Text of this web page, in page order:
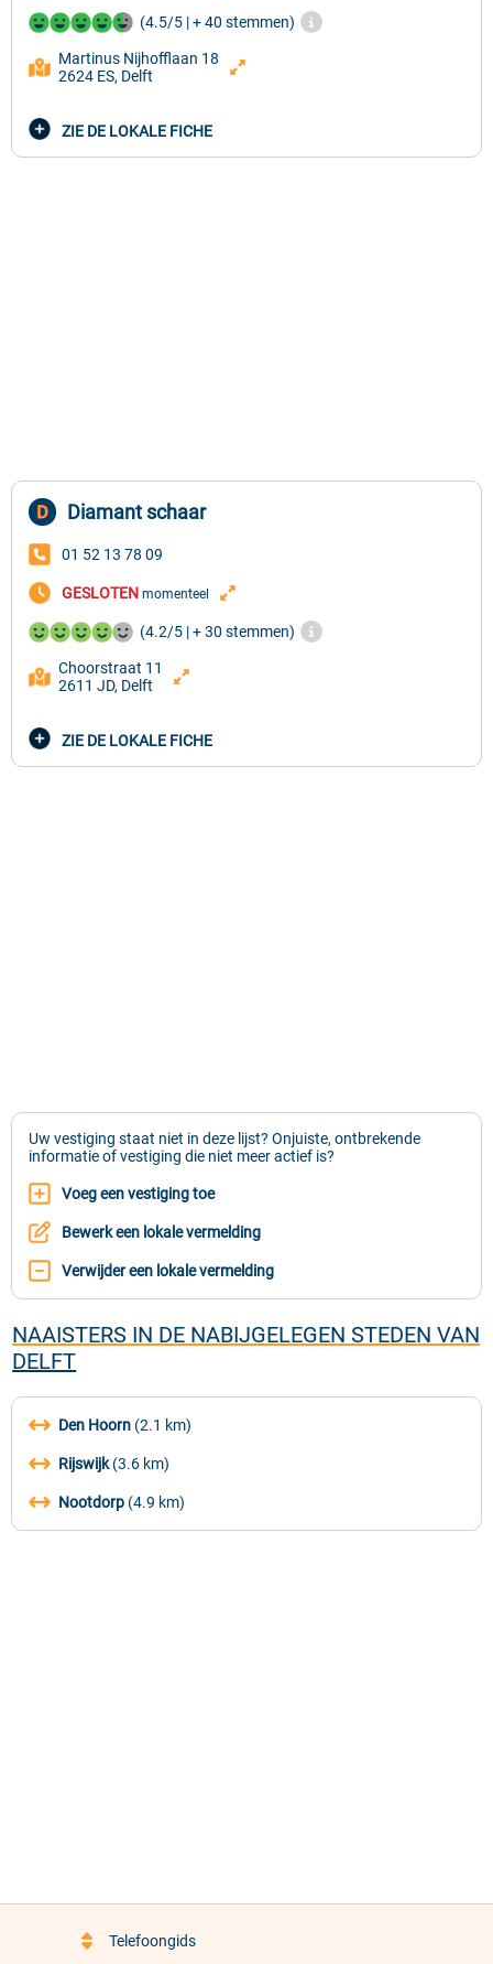
(4.5/5 | + 40 stemmen)
Martinus Nijhofflaan 18
2624 ES, Delft
ZIE DE LOKALE FICHE
Diamant schaar
01 52 13 78 09
GESLOTEN momenteel
(4.2/5 | + 30 stemmen)
Choorstraat 11
2611 JD, Delft
ZIE DE LOKALE FICHE
Uw vestiging staat niet in deze lijst? Onjuiste, ontbrekende
informatie of vestiging die niet meer actief is?
Voeg een vestiging toe
Bewerk een lokale vermelding
Verwijder een lokale vermelding
NAAISTERS IN DE NABIJGELEGEN STEDEN VAN
DELFT
Den Hoorn (2.1 km)
Rijswijk(3.6 km)
Nootdorp (4.9 km)
Telefoongids